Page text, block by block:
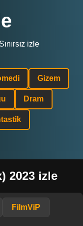
izle
Gizem
Dram
2023 izle
FilmViP